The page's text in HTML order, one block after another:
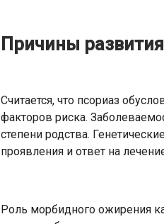
Причины
Считается, что псориаз
факторов риска.
степени родства.
проявления и ответ на
Роль морбидного ожирения